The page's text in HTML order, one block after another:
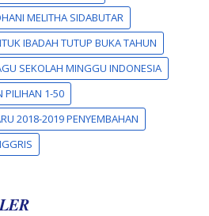
MELITHA SIDABUTAR
IBADAH TUTUP BUKA TAHUN
SEKOLAH MINGGU INDONESIA
PILIHAN 1-50
2018-2019 PENYEMBAHAN